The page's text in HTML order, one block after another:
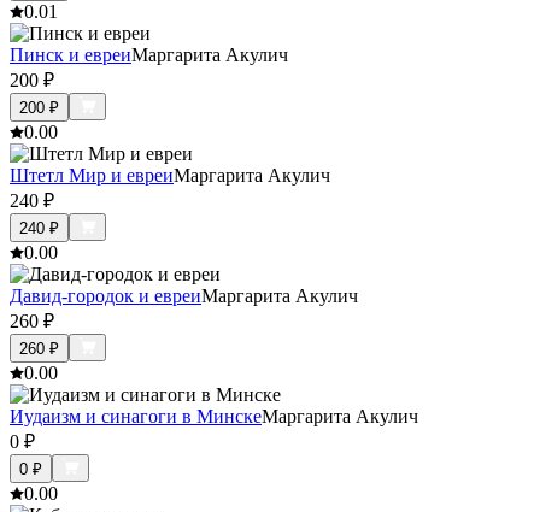
0.01
Пинск и евреиМаргарита Акулич
200 ₽
200 ₽
0.00
Штетл Мир и евреиМаргарита Акулич
240 ₽
240 ₽
0.00
Давид-городок и евреиМаргарита Акулич
260 ₽
260 ₽
0.00
Иудаизм и синагоги в МинскеМаргарита Акулич
0 ₽
0 ₽
0.00